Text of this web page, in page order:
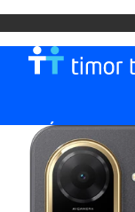
MÓVEL
TT FIBRA +